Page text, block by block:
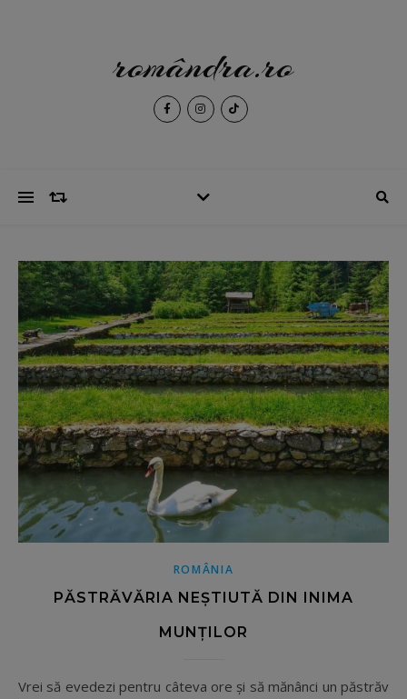
romândra.ro
ROMÂNIA
PĂSTRĂVĂRIA NEȘTIUTĂ DIN INIMA
MUNȚILOR
Vrei să evedezi pentru câteva ore și să mănânci un păstrăv